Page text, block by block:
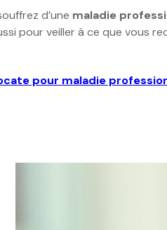
d’une maladie
pour veiller à ce que vous
pour maladie